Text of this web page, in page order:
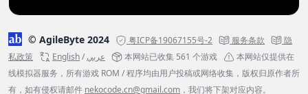
© AgileByte 2024 粤ICP备19067155号-2 服务条款
隐
私政策
English/عربي 本网站已收集 561 个游戏
本网站仅提供在
线模拟器服务，所有游戏 ROM / 程序均由用户投稿或网络收集，版权归原作者所
有，如有侵权请邮件 nekocode.cn@gmail.com ，我们将下架对应内容。